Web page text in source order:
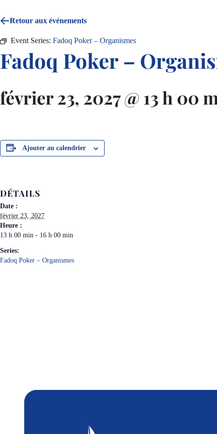
Retour aux événements
Event Series: Fadoq Poker – Organismes
Fadoq Poker –
février 23, 2027 @ 13 h 00
Ajouter au calendrier
DÉTAILS
Date :
février 23, 2027
Heure :
13 h 00 min - 16 h 00 min
Series:
Fadoq Poker – Organismes